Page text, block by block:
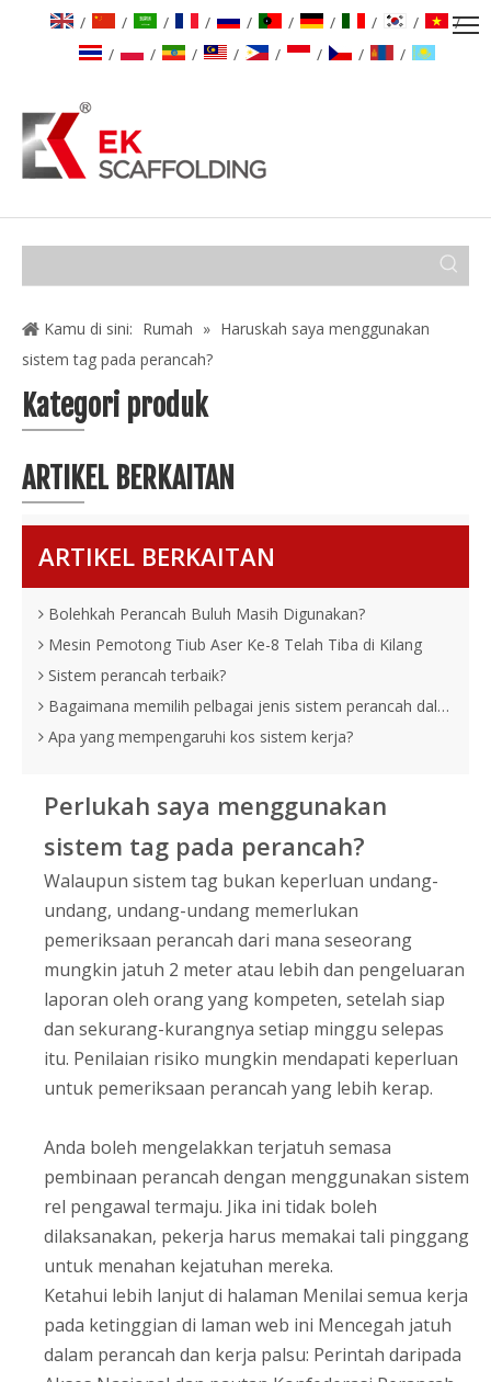
/ / / / / / / / /
/
/
/ / / / / / /
Kamu di sini: Rumah » Haruskah saya menggunakan
sistem tag pada perancah?
Kategori produk
ARTIKEL BERKAITAN
ARTIKEL BERKAITAN
Bolehkah Perancah Buluh Masih Digunakan?
Mesin Pemotong Tiub Aser Ke-8 Telah Tiba di Kilang
Sistem perancah terbaik?
Bagaimana memilih pelbagai jenis sistem perancah dalam pembinaan?
Apa yang mempengaruhi kos sistem kerja?
Perlukah saya menggunakan
sistem tag pada perancah?
Walaupun sistem tag bukan keperluan undang-
undang, undang-undang memerlukan
pemeriksaan perancah dari mana seseorang
mungkin jatuh 2 meter atau lebih dan pengeluaran
laporan oleh orang yang kompeten, setelah siap
dan sekurang-kurangnya setiap minggu selepas
itu. Penilaian risiko mungkin mendapati keperluan
untuk pemeriksaan perancah yang lebih kerap.
Anda boleh mengelakkan terjatuh semasa
pembinaan perancah dengan menggunakan sistem
rel pengawal termaju. Jika ini tidak boleh
dilaksanakan, pekerja harus memakai tali pinggang
untuk menahan kejatuhan mereka.
Ketahui lebih lanjut di halaman Menilai semua kerja
pada ketinggian di laman web ini Mencegah jatuh
dalam perancah dan kerja palsu: Perintah daripada